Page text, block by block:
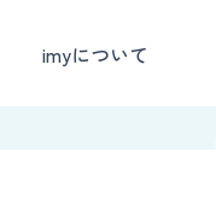
imyについて